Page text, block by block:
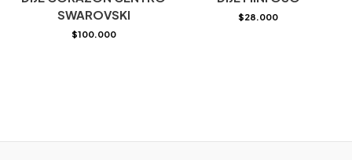
SWAROVSKI
$100.000
$28.000